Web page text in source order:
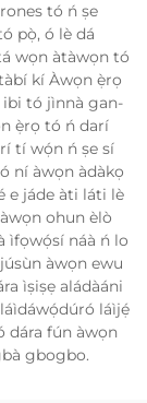
tó ń ṣe
pọ̀, ó lè dá
wọn àtàwọn tó
kí Àwọn ẹ̀rọ
tó jìnnà gan-
ẹ̀rọ tó ń darí
tí wọ́n ń ṣe sí
ní àwọn àdàkọ
e jáde àti láti lè
ohun èlò
ìfọwọ́sí náà ń lo
àwọn ewu
ìṣiṣẹ aládàáni
láìjẹ́
dára fún àwọn
gbogbo.